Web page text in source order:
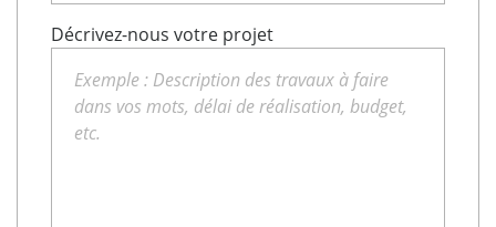
Décrivez-nous votre projet